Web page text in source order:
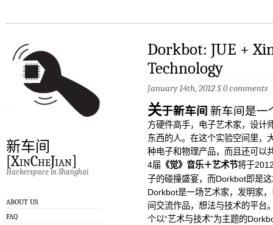
新车间
[XinCheJian]
Hackerspace in Shanghai
ABOUT US
FAQ
Dorkbot: JUE +
Technology
January 14th, 2012§0 comments
关于新车间 新车间是一
方硬件高手，电子艺术家，设计
东西的人。在这个实验空间里，
种电子和物理产品，而且还可以
4届 《觉》音乐＋艺术节将于
子的碰撞盛宴，而Dorkbot即是
Dorkbot是一场艺术家，发明家
间交流作品，想法与技术的平台
个以“艺术与技术”为主题的